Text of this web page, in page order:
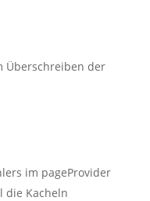
Überschreiben der
im pageProvider
die Kacheln